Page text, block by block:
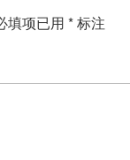
填项已用 *标注